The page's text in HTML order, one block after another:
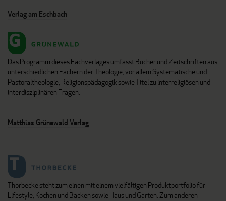
Verlag am Eschbach
Das Programm dieses Fachverlages umfasst Bücher und Zeitschriften aus
unterschiedlichen Fächern der Theologie, vor allem Systematische und
Pastoraltheologie, Religionspädagogik sowie Titel zu interreligiösen und
interdisziplinären Fragen.
Matthias Grünewald Verlag
Thorbecke steht zum einen mit einem vielfältigen Produktportfolio für
Lifestyle, Kochen und Backen sowie Haus und Garten. Zum anderen